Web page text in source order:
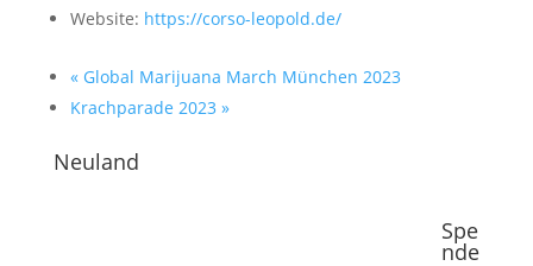
Website: https://corso-leopold.de/
«Global Marijuana March München 2023
Krachparade 2023 »
Neuland
Spe
nde